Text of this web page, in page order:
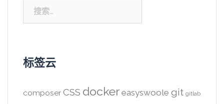
索：
标签云
composer CSS docker easyswoole git gitlab